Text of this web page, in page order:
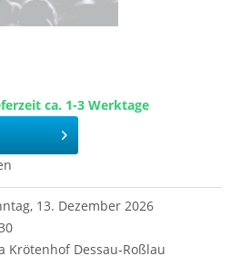
ca. 1-3 Werktage
13. Dezember 2026
Krötenhof Dessau-Roßlau